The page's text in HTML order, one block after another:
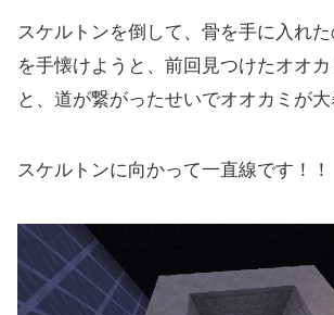
スケルトンを倒して、骨を手に入れた
を手懐けようと、前回見つけたオオ
と、道が繋がったせいでオオカミが大
スケルトンに向かって一直線です！！